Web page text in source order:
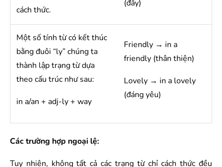
cách thức.
(đầy)
Một số tính từ có kết thúc
bằng đuôi “ly” chúng ta
thành lập trạng từ dựa
theo cấu trúc như sau:
in a/an + adj-ly + way
Friendly → in a
friendly (thân thiện)
Lovely → in a lovely
(đáng yêu)
Các trường hợp ngoại lệ:
Tuy nhiên, không tất cả các trạng từ chỉ cách thức đều